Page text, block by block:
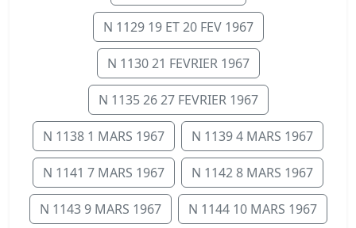
N 1129 19 ET 20 FEV 1967
N 1130 21 FEVRIER 1967
N 1135 26 27 FEVRIER 1967
N 1138 1 MARS 1967 N 1139 4 MARS 1967
N 1141 7 MARS 1967 N 1142 8 MARS 1967
N 1143 9 MARS 1967 N 1144 10 MARS 1967